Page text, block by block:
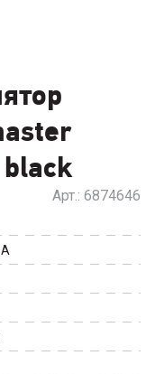
Арт.: 6874646